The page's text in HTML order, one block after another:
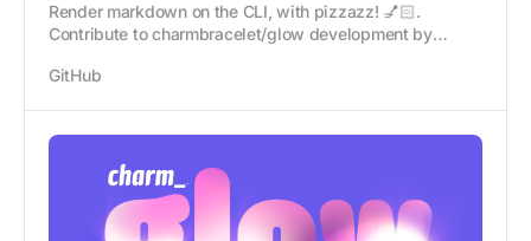
Render markdown on the CLI, with pizzazz! 💅🏻.
Contribute to charmbracelet/glow development by
GitHub